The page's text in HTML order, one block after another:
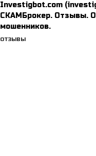
Investigbot.com
СКАМБрокер. Отзывы.
мошенников.
ОТЗЫВЫ